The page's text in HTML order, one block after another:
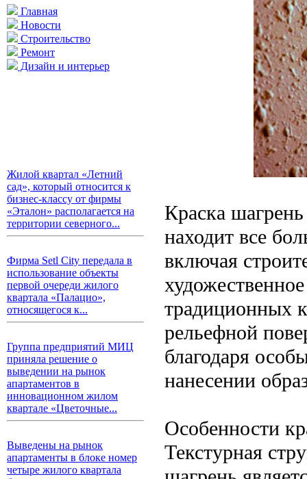
Главная
Новости
Строительство
Ремонт
Дизайн и интерьер
Жилой квартал «Летний
сад», который относится к
бизнес-классу от фирмы
«Эталон» располагается на
территории северного...
Фирма Setl City передала в
использование объекты
первой очереди жилого
квартала «Палацио»,
относящегося к...
Группа предприятий МИЦ
приняла решение о
выведении на рынок
апартаментов в
инновационном жилом
квартале «Цветочные...
Выведены на рынок
апартаменты в блоке номер
четыре жилого квартала
Краска
находит все
включая
традиционных
рельефной
благодаря
нанесении
Особенности
Текстурная